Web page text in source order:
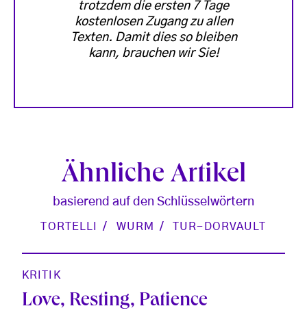
trotzdem die ersten 7 Tage
kostenlosen Zugang zu allen
Texten. Damit dies so bleiben
kann, brauchen wir Sie!
Ähnliche Artikel
basierend auf den Schlüsselwörtern
TORTELLI WURM TUR-DORVAULT
KRITIK
Love, Resting, Patience